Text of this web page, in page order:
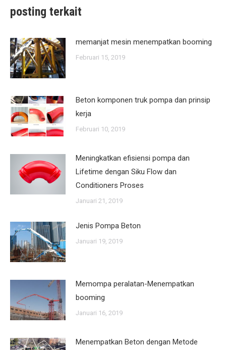
posting terkait
memanjat mesin menempatkan booming
Februari 15, 2019
Beton komponen truk pompa dan prinsip
kerja
Februari 10, 2019
Meningkatkan efisiensi pompa dan
Lifetime dengan Siku Flow dan
Conditioners Proses
Januari 21, 2019
Jenis Pompa Beton
Januari 19, 2019
Memompa peralatan-Menempatkan
booming
Januari 16, 2019
Menempatkan Beton dengan Metode